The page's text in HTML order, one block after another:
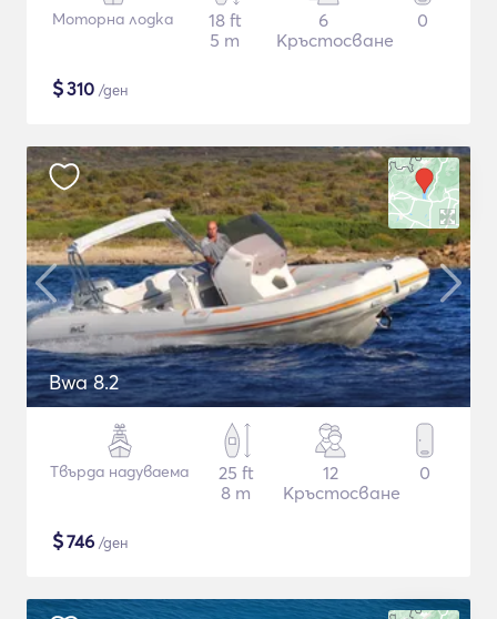
Моторна лодка
18 ft
5 m
6
Кръстосване
0
$310 /ден
Bwa 8.2
Твърда надуваема
25 ft
8 m
12
Кръстосване
0
$746 /ден